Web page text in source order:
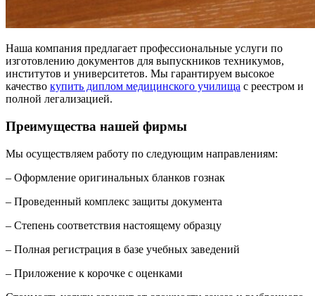
Наша компания предлагает профессиональные услуги по
изготовлению документов для выпускников техникумов,
институтов и университетов. Мы гарантируем высокое
качество купить диплом медицинского училища с реестром и
полной легализацией.
Преимущества нашей фирмы
Мы осуществляем работу по следующим направлениям:
– Оформление оригинальных бланков гознак
– Проведенный комплекс защиты документа
– Степень соответствия настоящему образцу
– Полная регистрация в базе учебных заведений
– Приложение к корочке с оценками